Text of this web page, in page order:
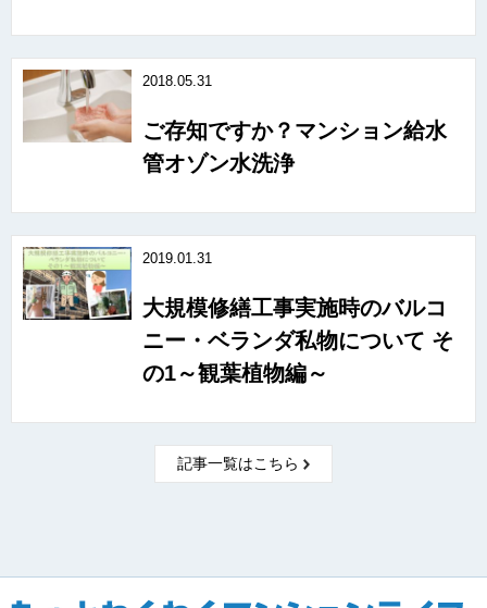
2018.05.31
ご存知ですか？マンション給水
管オゾン水洗浄
2019.01.31
大規模修繕工事実施時のバルコ
ニー・ベランダ私物について そ
の1～観葉植物編～
記事一覧はこちら